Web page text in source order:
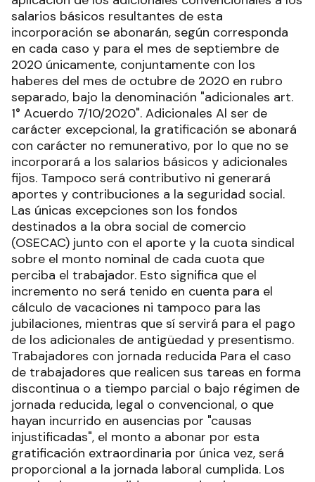
salarios básicos resultantes de esta
incorporación se abonarán, según corresponda
en cada caso y para el mes de septiembre de
2020 únicamente, conjuntamente con los
haberes del mes de octubre de 2020 en rubro
separado, bajo la denominación "adicionales art.
1° Acuerdo 7/10/2020". Adicionales Al ser de
carácter excepcional, la gratificación se abonará
con carácter no remunerativo, por lo que no se
incorporará a los salarios básicos y adicionales
fijos. Tampoco será contributivo ni generará
aportes y contribuciones a la seguridad social.
Las únicas excepciones son los fondos
destinados a la obra social de comercio
(OSECAC) junto con el aporte y la cuota sindical
sobre el monto nominal de cada cuota que
perciba el trabajador. Esto significa que el
incremento no será tenido en cuenta para el
cálculo de vacaciones ni tampoco para las
jubilaciones, mientras que sí servirá para el pago
de los adicionales de antigüedad y presentismo.
Trabajadores con jornada reducida Para el caso
de trabajadores que realicen sus tareas en forma
discontinua o a tiempo parcial o bajo régimen de
jornada reducida, legal o convencional, o que
hayan incurrido en ausencias por "causas
injustificadas", el monto a abonar por esta
gratificación extraordinaria por única vez, será
proporcional a la jornada laboral cumplida. Los